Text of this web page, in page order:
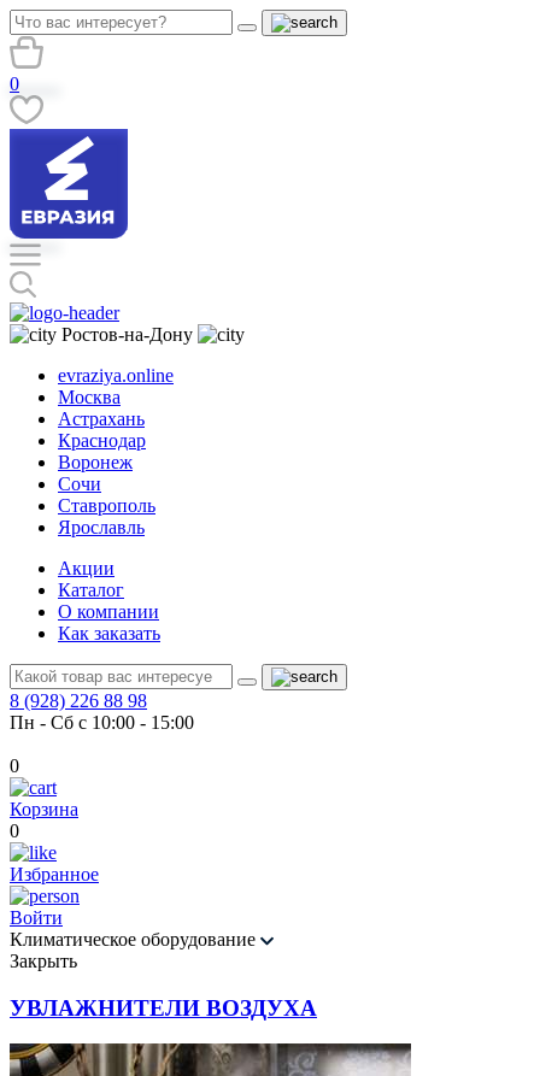
0
Ростов-на-Дону
evraziya.online
Москва
Астрахань
Краснодар
Воронеж
Сочи
Ставрополь
Ярославль
Акции
Каталог
О компании
Как заказать
8 (928) 226 88 98
Пн - Сб с 10:00 - 15:00
0
Корзина
0
Избранное
Войти
Климатическое оборудование
Закрыть
УВЛАЖНИТЕЛИ ВОЗДУХА